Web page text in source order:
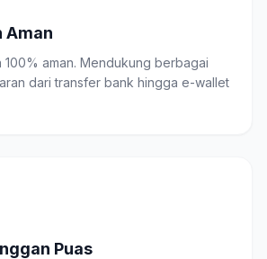
Aman
100% aman. Mendukung berbagai
dari transfer bank hingga e-wallet
Puas